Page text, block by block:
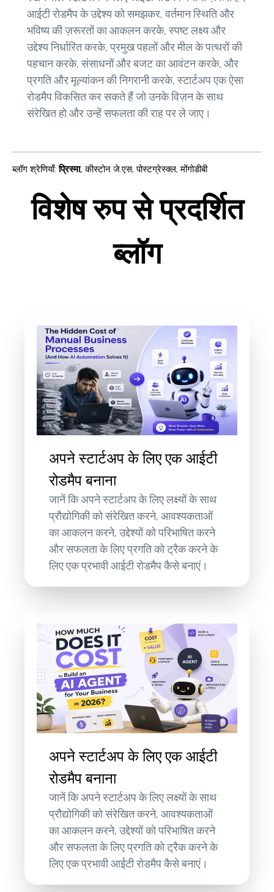
आईटी रोडमैप के उद्देश्य को समझकर, वर्तमान स्थिति और
भविष्य की ज़रूरतों का आकलन करके, स्पष्ट लक्ष्य और
उद्देश्य निर्धारित करके, प्रमुख पहलों और मील के पत्थरों की
पहचान करके, संसाधनों और बजट का आवंटन करके, और
प्रगति और मूल्यांकन की निगरानी करके, स्टार्टअप एक ऐसा
रोडमैप विकसित कर सकते हैं जो उनके विज़न के साथ
संरेखित हो और उन्हें सफलता की राह पर ले जाए।
ब्लॉग श्रेणियाँ: प्रिस्मा, कीस्टोन जे.एस,पोस्टग्रेस्क्ल,मोंगोडीबी
विशेष रुप से प्रदर्शित
ब्लॉग
अपने स्टार्टअप के लिए एक आईटी
रोडमैप बनाना
जानें कि अपने स्टार्टअप के लिए लक्ष्यों के साथ
प्रौद्योगिकी को संरेखित करने, आवश्यकताओं
का आकलन करने, उद्देश्यों को परिभाषित करने
और सफलता के लिए प्रगति को ट्रैक करने के
लिए एक प्रभावी आईटी रोडमैप कैसे बनाएं।
अपने स्टार्टअप के लिए एक आईटी
रोडमैप बनाना
जानें कि अपने स्टार्टअप के लिए लक्ष्यों के साथ
प्रौद्योगिकी को संरेखित करने, आवश्यकताओं
का आकलन करने, उद्देश्यों को परिभाषित करने
और सफलता के लिए प्रगति को ट्रैक करने के
लिए एक प्रभावी आईटी रोडमैप कैसे बनाएं।